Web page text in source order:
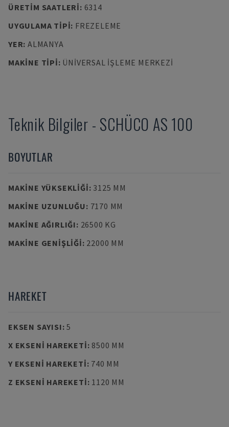
ÜRETIM SAATLERI: 6314
UYGULAMA TIPI: FREZELEME
YER: ALMANYA
MAKINE TIPI: ÜNIVERSAL İŞLEME MERKEZI
Teknik Bilgiler - SCHÜCO AS 100
BOYUTLAR
MAKINE YÜKSEKLIĞI: 3125 MM
MAKINE UZUNLUĞU: 7170 MM
MAKINE AĞIRLIĞI: 26500 KG
MAKINE GENIŞLIĞI: 22000 MM
HAREKET
EKSEN SAYISI:5
X EKSENI HAREKETI: 8500 MM
Y EKSENI HAREKETI: 740 MM
Z EKSENI HAREKETI: 1120 MM